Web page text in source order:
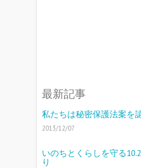
最新記事
私たちは秘密保護法案を
2013/12/07
いのちとくらしを守る
り